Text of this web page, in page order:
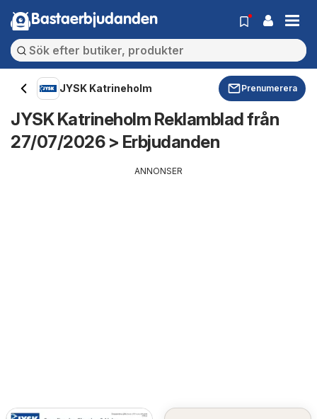
Bastaerbjudanden
JYSK Katrineholm Prenumerera
JYSK Katrineholm Reklamblad från
27/07/2026 > Erbjudanden
ANNONSER